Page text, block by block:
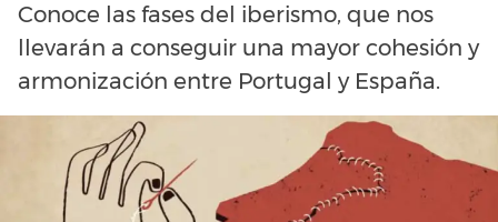
Conoce las fases del iberismo, que nos
llevarán a conseguir una mayor cohesión y
armonización entre Portugal y España.